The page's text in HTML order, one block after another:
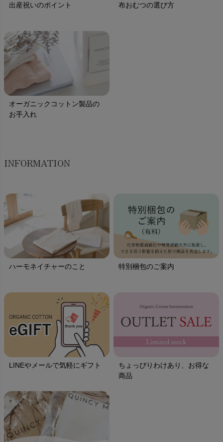
出産祝いのポイント 布おむつの選び方
オーガニックコットン製品の
お手入れ
INFORMATION
ハーモネイチャーのこと 特別梱包のご案内
LINEやメールで気軽にギフト
ちょっぴりわけあり、お得な
商品